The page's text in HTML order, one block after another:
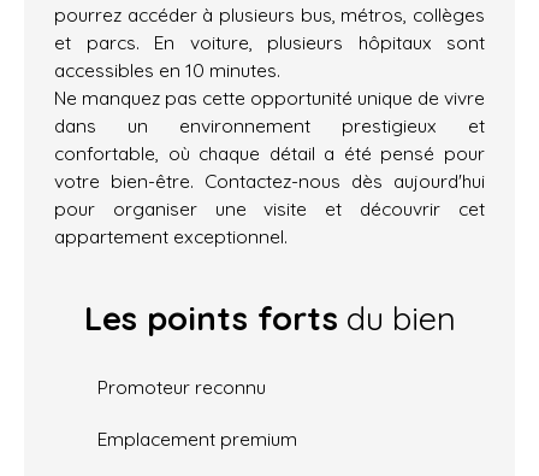
pourrez accéder à plusieurs bus, métros, collèges
et parcs. En voiture, plusieurs hôpitaux sont
accessibles en 10 minutes.
Ne manquez pas cette opportunité unique de vivre
dans un environnement prestigieux et
confortable, où chaque détail a été pensé pour
votre bien-être. Contactez-nous dès aujourd'hui
pour organiser une visite et découvrir cet
appartement exceptionnel.
Les points forts du bien
Promoteur reconnu
Emplacement premium